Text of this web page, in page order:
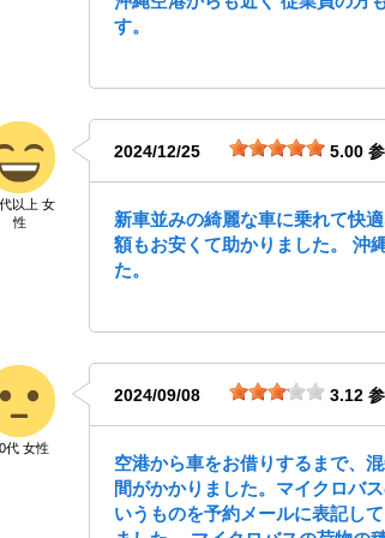
す。
以上 女
性
2024/12/25 5.00
新車並みの綺麗な車に乗れて快
額もお安くて助かりました。 沖
た。
代 女性
2024/09/08 3.12
空港から車をお借りするまで、
間がかかりました。マイクロバ
いうものを予約メールに表記し